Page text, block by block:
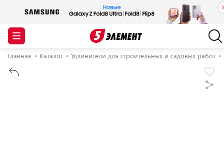
Главная Каталог Удлинители для строительных и садовых работ